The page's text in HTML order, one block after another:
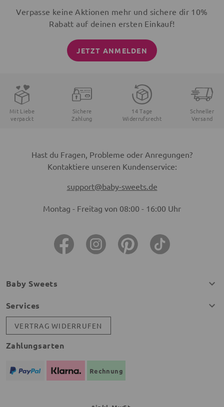
Verpasse keine Aktionen mehr und sichere dir 10%
Rabatt auf deinen ersten Einkauf!
JETZT ANMELDEN
Mit Liebe
verpackt
Sichere
Zahlung
14 Tage
Widerrufsrecht
Schneller
Versand
Hast du Fragen, Probleme oder Anregungen?
Kontaktiere unseren Kundenservice:
support@baby-sweets.de
Montag - Freitag von 08:00 - 16:00 Uhr
Baby Sweets
Services
VERTRAG WIDERRUFEN
Zahlungsarten
Rechnung